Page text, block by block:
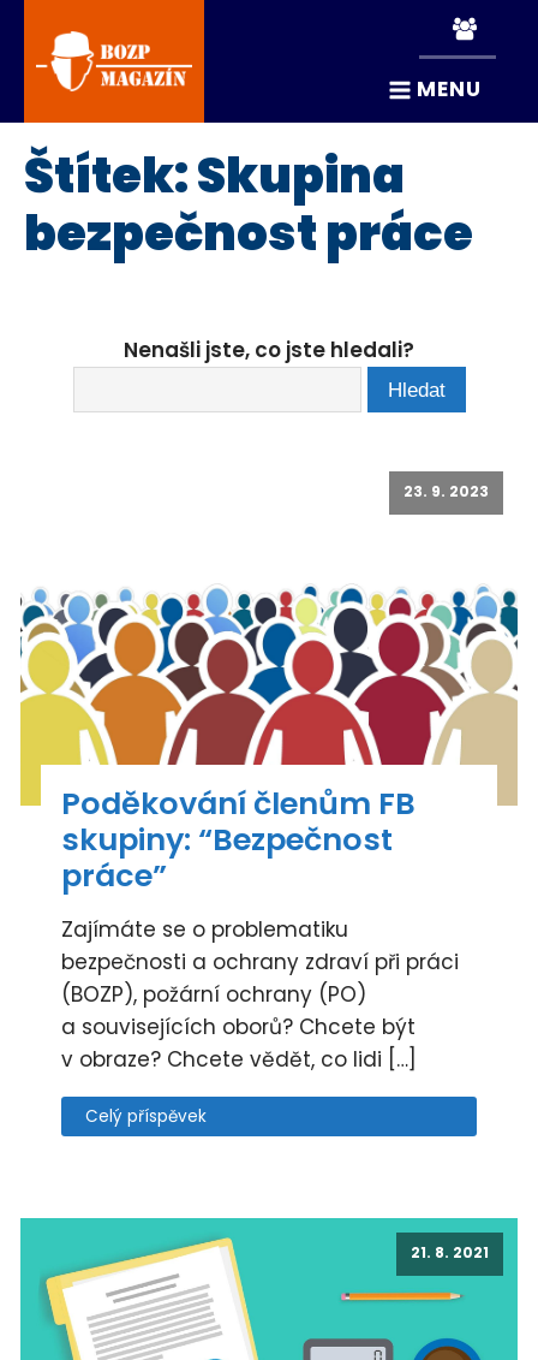
MENU
Štítek:Skupina
bezpečnost práce
Nenašli jste, co jste hledali?
23. 9. 2023
Poděkování členům FB
skupiny: “Bezpečnost
práce”
Zajímáte se o problematiku
bezpečnosti a ochrany zdraví při práci
(BOZP), požární ochrany (PO)
a souvisejících oborů? Chcete být
v obraze? Chcete vědět, co lidi […]
Celý příspěvek
21. 8. 2021